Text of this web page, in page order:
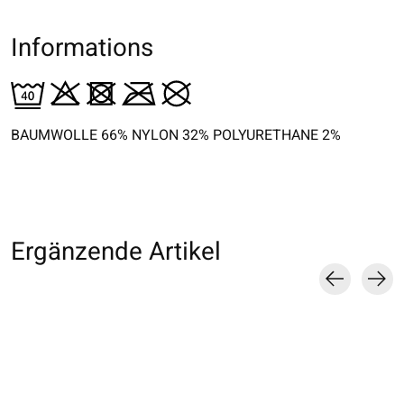
Informations
BAUMWOLLE 66% NYLON 32% POLYURETHANE 2%
Ergänzende Artikel